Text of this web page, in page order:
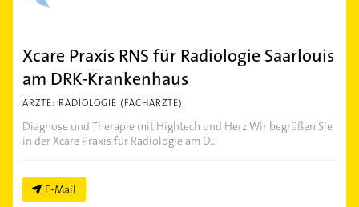
Xcare Praxis RNS für Radiologie Saarlouis
am DRK-Krankenhaus
ÄRZTE: RADIOLOGIE (FACHÄRZTE)
Diagnose und Therapie mit Hightech und Herz Wir begrüßen Sie
in der Xcare Praxis für Radiologie am D...
E-Mail